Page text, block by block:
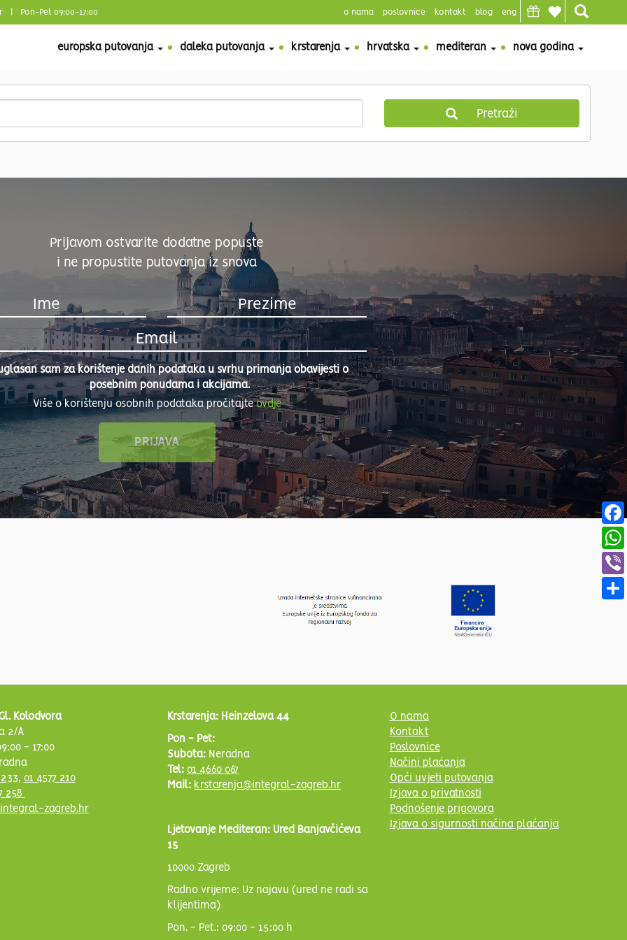
| Pon-Pet 09:00-17:00
Top
header
o nama poslovnice kontakt blog eng
europska putovanja daleka putovanja krstarenja hrvatska mediteran nova godina
Pretraži
Prijavom ostvarite dodatne popuste
i ne propustite putovanja iz snova
sam za korištenje danih podataka u svrhu primanja obavijesti o
posebnim ponudama i akcijama.
Više o korištenju osobnih podataka pročitajteovdje
Kolodvora
2/A
- 17:00
233, 01 4577 210
258
zagreb.hr
Krstarenja: Heinzelova 44
Pon - Pet:
Subota: Neradna
Tel: 01 4660 067
Mail: krstarenja@integral-zagreb.hr
Ljetovanje Mediteran: Ured Banjavčićeva
15
10000 Zagreb
Radno vrijeme: Uz najavu (ured ne radi sa
klijentima)
Pon. - Pet.: 09:00 - 15:00 h
O nama
Kontakt
Poslovnice
Načini plaćanja
Opći uvjeti putovanja
Izjava o privatnosti
Podnošenje prigovora
Izjava o sigurnosti načina plaćanja